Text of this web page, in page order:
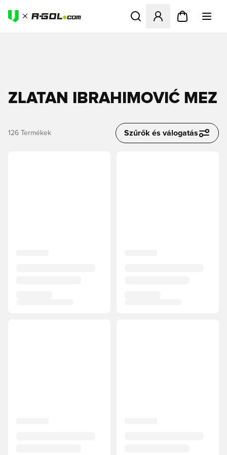
Megnyit egy modált a
ZLATAN IBRAHIMOVIĆ MEZ
126 Termékek Szűrők és válogatás